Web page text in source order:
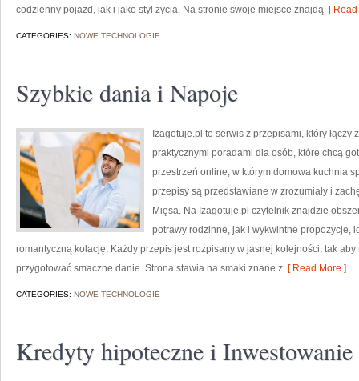
codzienny pojazd, jak i jako styl życia. Na stronie swoje miejsce znajdą [
CATEGORIES: NOWE TECHNOLOGIE
Szybkie dania i Napoje
Izagotuje.pl to serwis z przepisami, który
praktycznymi poradami dla osób, które chcą
przestrzeń online, w którym domowa kuchnia
przepisy są przedstawiane w zrozumiały i
Mięsa. Na Izagotuje.pl czytelnik znajdzie
potrawy rodzinne, jak i wykwintne propozycje,
romantyczną kolację. Każdy przepis jest rozpisany w jasnej kolejności, tak
przygotować smaczne danie. Strona stawia na smaki znane z [ Read More ]
CATEGORIES: NOWE TECHNOLOGIE
Kredyty hipoteczne i